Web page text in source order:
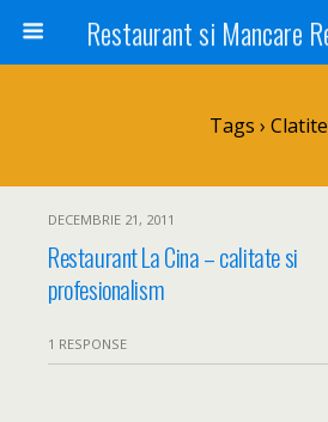
Tags › Clatite
DECEMBRIE 21, 2011
Restaurant La Cina – calitate si
profesionalism
1 RESPONSE